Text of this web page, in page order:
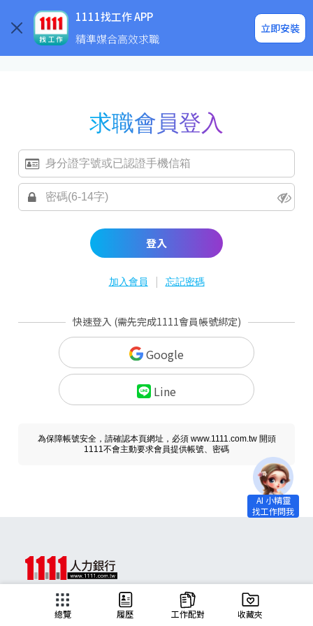
1111找工作 APP
精準媒合高效求職
立即安裝
企業求才
求職會員登入
登入
加入會員 | 忘記密碼
快速登入 (需先完成1111會員帳號綁定)
Google
Line
為保障帳號安全，請確認本頁網址，必須 www.1111.com.tw 開頭
1111不會主動要求會員提供帳號、密碼
總覽 履歷 工作配對 收藏夾